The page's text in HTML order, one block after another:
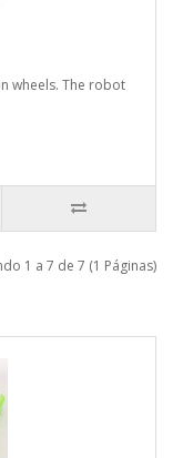
wheels. The robot
1 a 7 de 7 (1 Páginas)